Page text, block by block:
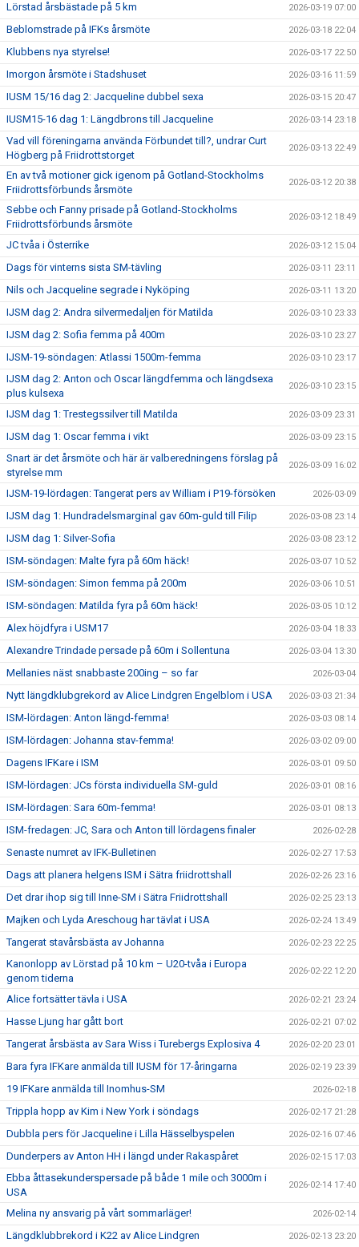
Lörstad årsbästade på 5 km 2026-03-19 07:00
Beblomstrade på IFKs årsmöte 2026-03-18 22:04
Klubbens nya styrelse! 2026-03-17 22:50
Imorgon årsmöte i Stadshuset 2026-03-16 11:59
IUSM 15/16 dag 2: Jacqueline dubbel sexa 2026-03-15 20:47
IUSM15-16 dag 1: Längdbrons till Jacqueline 2026-03-14 23:18
Vad vill föreningarna använda Förbundet till?, undrar Curt
Högberg på Friidrottstorget
2026-03-13 22:49
En av två motioner gick igenom på Gotland-Stockholms
Friidrottsförbunds årsmöte
2026-03-12 20:38
Sebbe och Fanny prisade på Gotland-Stockholms
Friidrottsförbunds årsmöte
2026-03-12 18:49
JC tvåa i Österrike 2026-03-12 15:04
Dags för vinterns sista SM-tävling 2026-03-11 23:11
Nils och Jacqueline segrade i Nyköping 2026-03-11 13:20
IJSM dag 2: Andra silvermedaljen för Matilda 2026-03-10 23:33
IJSM dag 2: Sofia femma på 400m 2026-03-10 23:27
IJSM-19-söndagen: Atlassi 1500m-femma 2026-03-10 23:17
IJSM dag 2: Anton och Oscar längdfemma och längdsexa
plus kulsexa
2026-03-10 23:15
IJSM dag 1: Trestegssilver till Matilda 2026-03-09 23:31
IJSM dag 1: Oscar femma i vikt 2026-03-09 23:15
Snart är det årsmöte och här är valberedningens förslag på
styrelse mm
2026-03-09 16:02
IJSM-19-lördagen: Tangerat pers av William i P19-försöken 2026-03-09
IJSM dag 1: Hundradelsmarginal gav 60m-guld till Filip 2026-03-08 23:14
IJSM dag 1: Silver-Sofia 2026-03-08 23:12
ISM-söndagen: Malte fyra på 60m häck! 2026-03-07 10:52
ISM-söndagen: Simon femma på 200m 2026-03-06 10:51
ISM-söndagen: Matilda fyra på 60m häck! 2026-03-05 10:12
Alex höjdfyra i USM17 2026-03-04 18:33
Alexandre Trindade persade på 60m i Sollentuna 2026-03-04 13:30
Mellanies näst snabbaste 200ing – so far 2026-03-04
Nytt längdklubgrekord av Alice Lindgren Engelblom i USA 2026-03-03 21:34
ISM-lördagen: Anton längd-femma! 2026-03-03 08:14
ISM-lördagen: Johanna stav-femma! 2026-03-02 09:00
Dagens IFKare i ISM 2026-03-01 09:50
ISM-lördagen: JCs första individuella SM-guld 2026-03-01 08:16
ISM-lördagen: Sara 60m-femma! 2026-03-01 08:13
ISM-fredagen: JC, Sara och Anton till lördagens finaler 2026-02-28
Senaste numret av IFK-Bulletinen 2026-02-27 17:53
Dags att planera helgens ISM i Sätra friidrottshall 2026-02-26 23:16
Det drar ihop sig till Inne-SM i Sätra Friidrottshall 2026-02-25 23:13
Majken och Lyda Areschoug har tävlat i USA 2026-02-24 13:49
Tangerat stavårsbästa av Johanna 2026-02-23 22:25
Kanonlopp av Lörstad på 10 km – U20-tvåa i Europa
genom tiderna
2026-02-22 12:20
Alice fortsätter tävla i USA 2026-02-21 23:24
Hasse Ljung har gått bort 2026-02-21 07:02
Tangerat årsbästa av Sara Wiss i Turebergs Explosiva 4 2026-02-20 23:01
Bara fyra IFKare anmälda till IUSM för 17-åringarna 2026-02-19 23:39
19 IFKare anmälda till Inomhus-SM 2026-02-18
Trippla hopp av Kim i New York i söndags 2026-02-17 21:28
Dubbla pers för Jacqueline i Lilla Hässelbyspelen 2026-02-16 07:46
Dunderpers av Anton HH i längd under Rakaspåret 2026-02-15 17:03
Ebba åttasekunderspersade på både 1 mile och 3000m i
USA
2026-02-14 17:40
Melina ny ansvarig på vårt sommarläger! 2026-02-14
Längdklubbrekord i K22 av Alice Lindgren 2026-02-13 23:20